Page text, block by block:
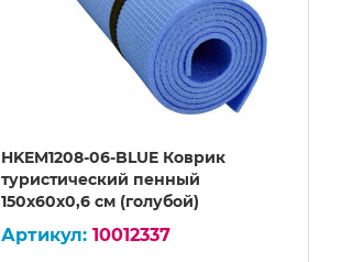
HKEM1208-06-BLUE Коврик
туристический пенный
150х60х0,6 см (голубой)
10012337